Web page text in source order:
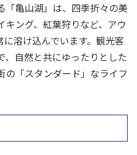
「亀山湖」は、四季折々の美
キング、紅葉狩りなど、アウ
に溶け込んでいます。観光客
、自然と共にゆったりとした
の「スタンダード」なライフ